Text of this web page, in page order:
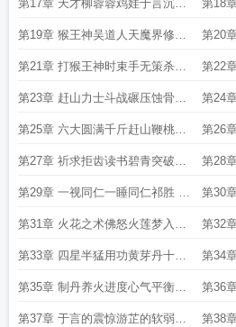
第17章 天才柳蓉蓉鸡娃于言沉默
游芷以及熟妇张珑的故事
第18
一单
第19章 猴王神吴道人天魔界修行
体系 修神明之道换妖魔之血
第20
拳出击
第21章 打猴王神时束手无策杀白
骨小鬼一刀一个
第22
4096
第23章 赶山力士斗战碾压蚀骨四
色诱与惊吓
第24
最后
第25章 六大圆满千斤赶山鞭桃园
六结义
第26
半敲门
第27章 祈求拒齿读书碧青突破羡
艳
第28
乐一
第29章 一视同仁一睡同仁祁胜 王
哥今晚来我房间
第30
第31章 火花之术佛怒火莲梦入神
机天谴妖僧
第32
仰再
第33章 四星半猛用功黄芽丹十六
法
第34
房黄
第35章 制丹养火进度心气平衡以
及道童人选
第36
壳丹
第37章 于言的震惊游芷的软弱张 第38